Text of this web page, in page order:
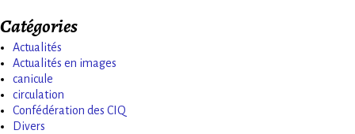
Catégories
Actualités
Actualités en images
canicule
circulation
Confédération des CIQ
Divers